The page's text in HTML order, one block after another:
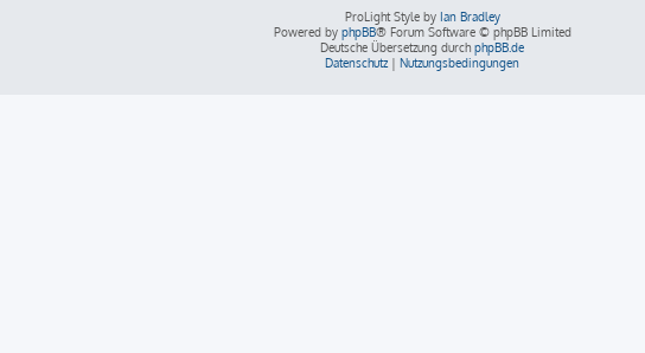
ProLight Style by Ian Bradley
Powered by phpBB® Forum Software © phpBB Limited
Deutsche Übersetzung durch phpBB.de
Datenschutz | Nutzungsbedingungen